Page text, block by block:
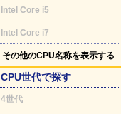
Intel Core i5
Intel Core i7
その他のCPU名称を表示する
CPU世代で探す
4世代